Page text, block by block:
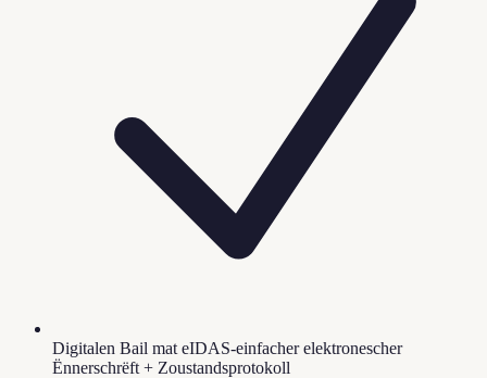
Digitalen Bail mat eIDAS-einfacher elektronescher
Ënnerschrëft + Zoustandsprotokoll